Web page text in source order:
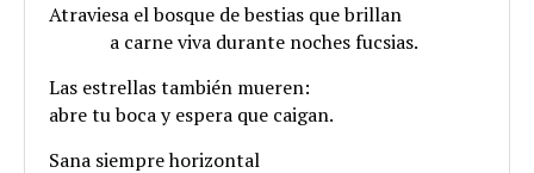
Atraviesa el bosque de bestias que brillan
a carne viva durante noches fucsias.
Las estrellas también mueren:
abre tu boca y espera que caigan.
Sana siempre horizontal